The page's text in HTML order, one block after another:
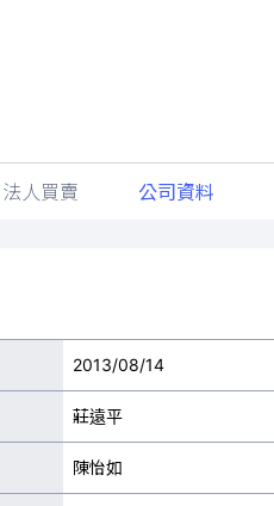
法人買賣 公司資料
2013/08/14
莊遠平
陳怡如